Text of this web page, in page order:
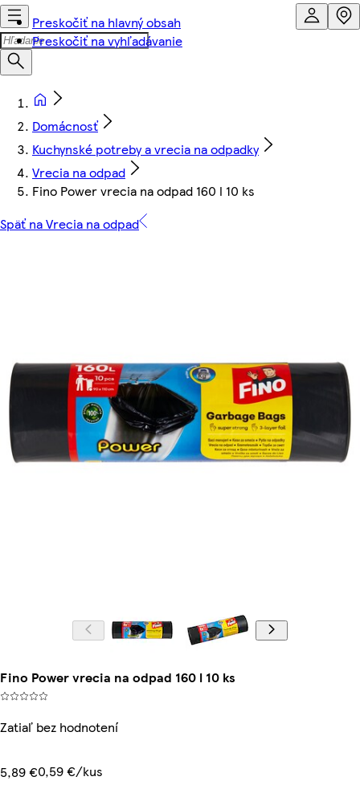
Preskočiť na hlavný obsah
Preskočiť na vyhľadávanie
Domácnosť
Kuchynské potreby a vrecia na odpadky
Vrecia na odpad
Fino Power vrecia na odpad 160 l 10 ks
Späť na Vrecia na odpad
Fino Power vrecia na odpad 160 l 10 ks
Zatiaľ bez hodnotení
5,89 €0,59 €/kus